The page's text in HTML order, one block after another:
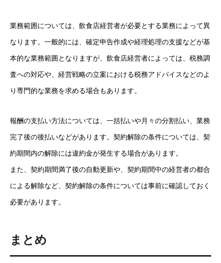
業務範囲については、飲食店経営者が必要とする業務によって異
なります。一般的には、確定申告作成や経理処理の支援などが基
本的な業務範囲となりますが、飲食店経営者によっては、税務調
査への対応や、経営戦略の立案における税務アドバイスなどのよ
り専門的な業務を求める場合もあります。
報酬の支払い方法については、一括払いや月々の分割払い、業務
完了後の後払いなどがあります。契約解除の条件については、契
約期間内の解除には違約金が発生する場合があります。
また、契約期間満了後の自動更新や、契約期間中の経営者の都合
による解除など、契約解除の条件については事前に確認しておく
必要があります。
まとめ